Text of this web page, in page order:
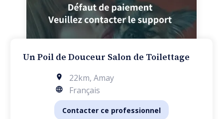
Un Poil de Douceur Salon de Toilettage
22km, Amay
Français
Contacter ce professionnel